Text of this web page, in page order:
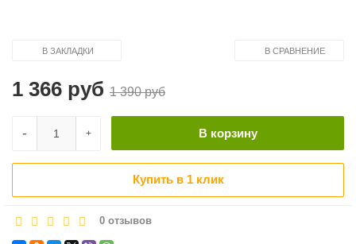
В ЗАКЛАДКИ В СРАВНЕНИЕ
1 366 руб 1 390 руб
+
- В корзину
Купить в 1 клик
0 отзывов